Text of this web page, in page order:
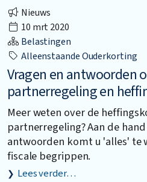
Nieuws
10 mrt 2020
Belastingen
Alleenstaande Ouderkorting
Vragen en antwoorden
partnerregeling en
Meer weten over de
partnerregeling? Aan de
antwoorden komt u 'alles' te
fiscale begrippen.
Lees verder…